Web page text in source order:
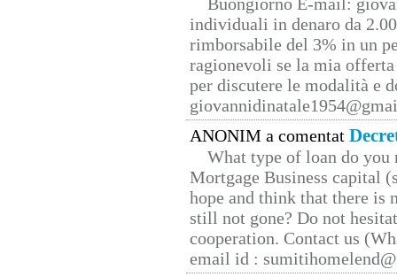
individuali in denaro da
rimborsabile del 3% in un
ragionevoli se la mia
per discutere le modalità e
ANONIM a comentat
What type of loan do you
Mortgage Business capital
hope and think that there is
still not gone? Do not
cooperation. Contact us
email id :